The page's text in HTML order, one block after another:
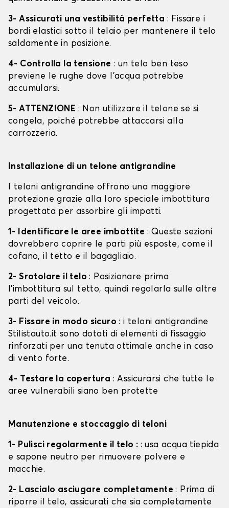
3- Assicurati una vestibilità perfetta : Fissare i
bordi elastici sotto il telaio per mantenere il telo
saldamente in posizione.
4- Controlla la tensione : un telo ben teso
previene le rughe dove l'acqua potrebbe
accumularsi.
5- ATTENZIONE : Non utilizzare il telone se si
congela, poiché potrebbe attaccarsi alla
carrozzeria.
Installazione di un telone antigrandine
I teloni antigrandine offrono una maggiore
protezione grazie alla loro speciale imbottitura
progettata per assorbire gli impatti.
1- Identificare le aree imbottite : Queste sezioni
dovrebbero coprire le parti più esposte, come il
cofano, il tetto e il bagagliaio.
2- Srotolare il telo: Posizionare prima
l'imbottitura sul tetto, quindi regolarla sulle altre
parti del veicolo.
3- Fissare in modo sicuro: i teloni antigrandine
Stilistauto.it sono dotati di elementi di fissaggio
rinforzati per una tenuta ottimale anche in caso
di vento forte.
4- Testare la copertura : Assicurarsi che tutte le
aree vulnerabili siano ben protette
Manutenzione e stoccaggio di teloni
1- Pulisci regolarmente il telo : : usa acqua tiepida
e sapone neutro per rimuovere polvere e
macchie.
2- Lascialo asciugare completamente: Prima di
riporre il telo, assicurati che sia completamente